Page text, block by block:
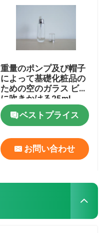
重量のポンプ及び帽子
によって基礎化粧品の
ための空のガラス ビン
に吹きかける25ml
ベストプライス
お問い合わせ